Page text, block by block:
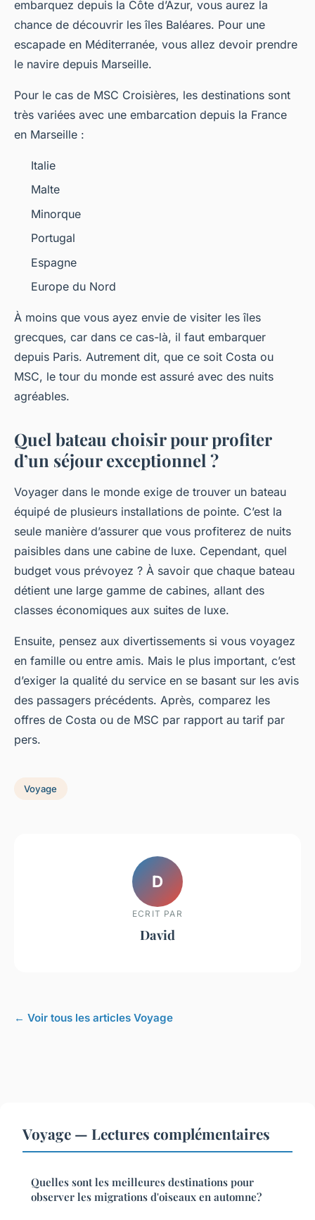
embarquez depuis la Côte d’Azur, vous aurez la
chance de découvrir les îles Baléares. Pour une
escapade en Méditerranée, vous allez devoir prendre
le navire depuis Marseille.
Pour le cas de MSC Croisières, les destinations sont
très variées avec une embarcation depuis la France
en Marseille :
Italie
Malte
Minorque
Portugal
Espagne
Europe du Nord
À moins que vous ayez envie de visiter les îles
grecques, car dans ce cas-là, il faut embarquer
depuis Paris. Autrement dit, que ce soit Costa ou
MSC, le tour du monde est assuré avec des nuits
agréables.
Quel bateau choisir pour profiter
d’un séjour exceptionnel ?
Voyager dans le monde exige de trouver un bateau
équipé de plusieurs installations de pointe. C’est la
seule manière d’assurer que vous profiterez de nuits
paisibles dans une cabine de luxe. Cependant, quel
budget vous prévoyez ? À savoir que chaque bateau
détient une large gamme de cabines, allant des
classes économiques aux suites de luxe.
Ensuite, pensez aux divertissements si vous voyagez
en famille ou entre amis. Mais le plus important, c’est
d’exiger la qualité du service en se basant sur les avis
des passagers précédents. Après, comparez les
offres de Costa ou de MSC par rapport au tarif par
pers.
Voyage
D
ECRIT PAR
David
← Voir tous les articles Voyage
Voyage — Lectures complémentaires
Quelles sont les meilleures destinations pour
observer les migrations d'oiseaux en automne?